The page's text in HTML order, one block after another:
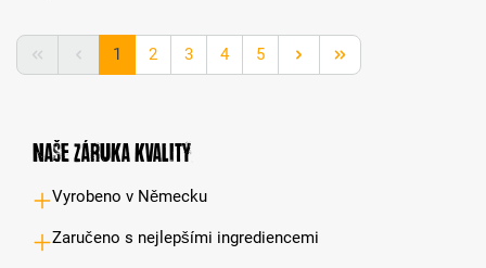
Strana
1 Strana
2 Strana
3 Strana
4 Strana
5
Naše záruka kvality
Vyrobeno v Německu
Zaručeno s nejlepšími ingrediencemi